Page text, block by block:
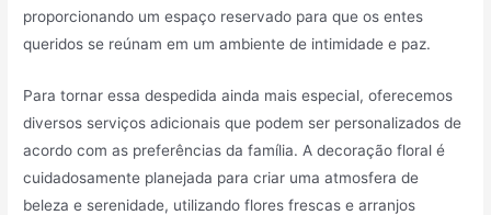
proporcionando um espaço reservado para que os entes
queridos se reúnam em um ambiente de intimidade e paz.
Para tornar essa despedida ainda mais especial, oferecemos
diversos serviços adicionais que podem ser personalizados de
acordo com as preferências da família. A decoração floral é
cuidadosamente planejada para criar uma atmosfera de
beleza e serenidade, utilizando flores frescas e arranjos